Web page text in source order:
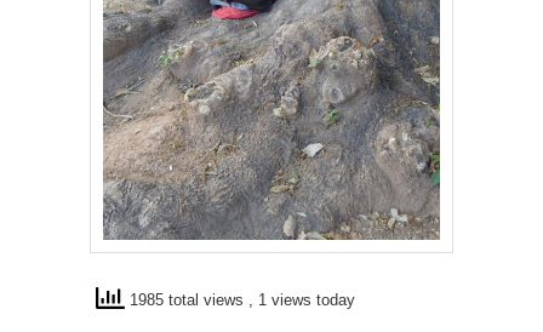
1985 total views , 1 views today